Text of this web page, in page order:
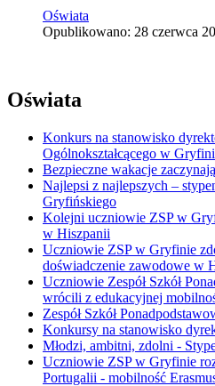
Oświata
Opublikowano: 28 czerwca
Oświata
Konkurs na stanowisko
Ogólnokształcącego w
Bezpieczne wakacje
Najlepsi z najlepszych –
Gryfińskiego
Kolejni uczniowie ZSP w
w Hiszpanii
Uczniowie ZSP w Gryfinie
doświadczenie zawodowe w
Uczniowie Zespół Szkół
wrócili z edukacyjnej
Zespół Szkół
Konkursy na stanowisko
Młodzi, ambitni, zdolni -
Uczniowie ZSP w Gryfinie
Portugalii - mobilność